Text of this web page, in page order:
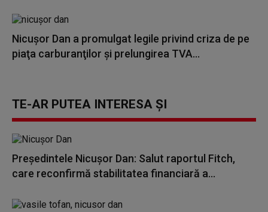
Nicuşor Dan a promulgat legile privind criza de pe
piaţa carburanţilor şi prelungirea TVA...
TE-AR PUTEA INTERESA ȘI
Preşedintele Nicuşor Dan: Salut raportul Fitch,
care reconfirmă stabilitatea financiară a...